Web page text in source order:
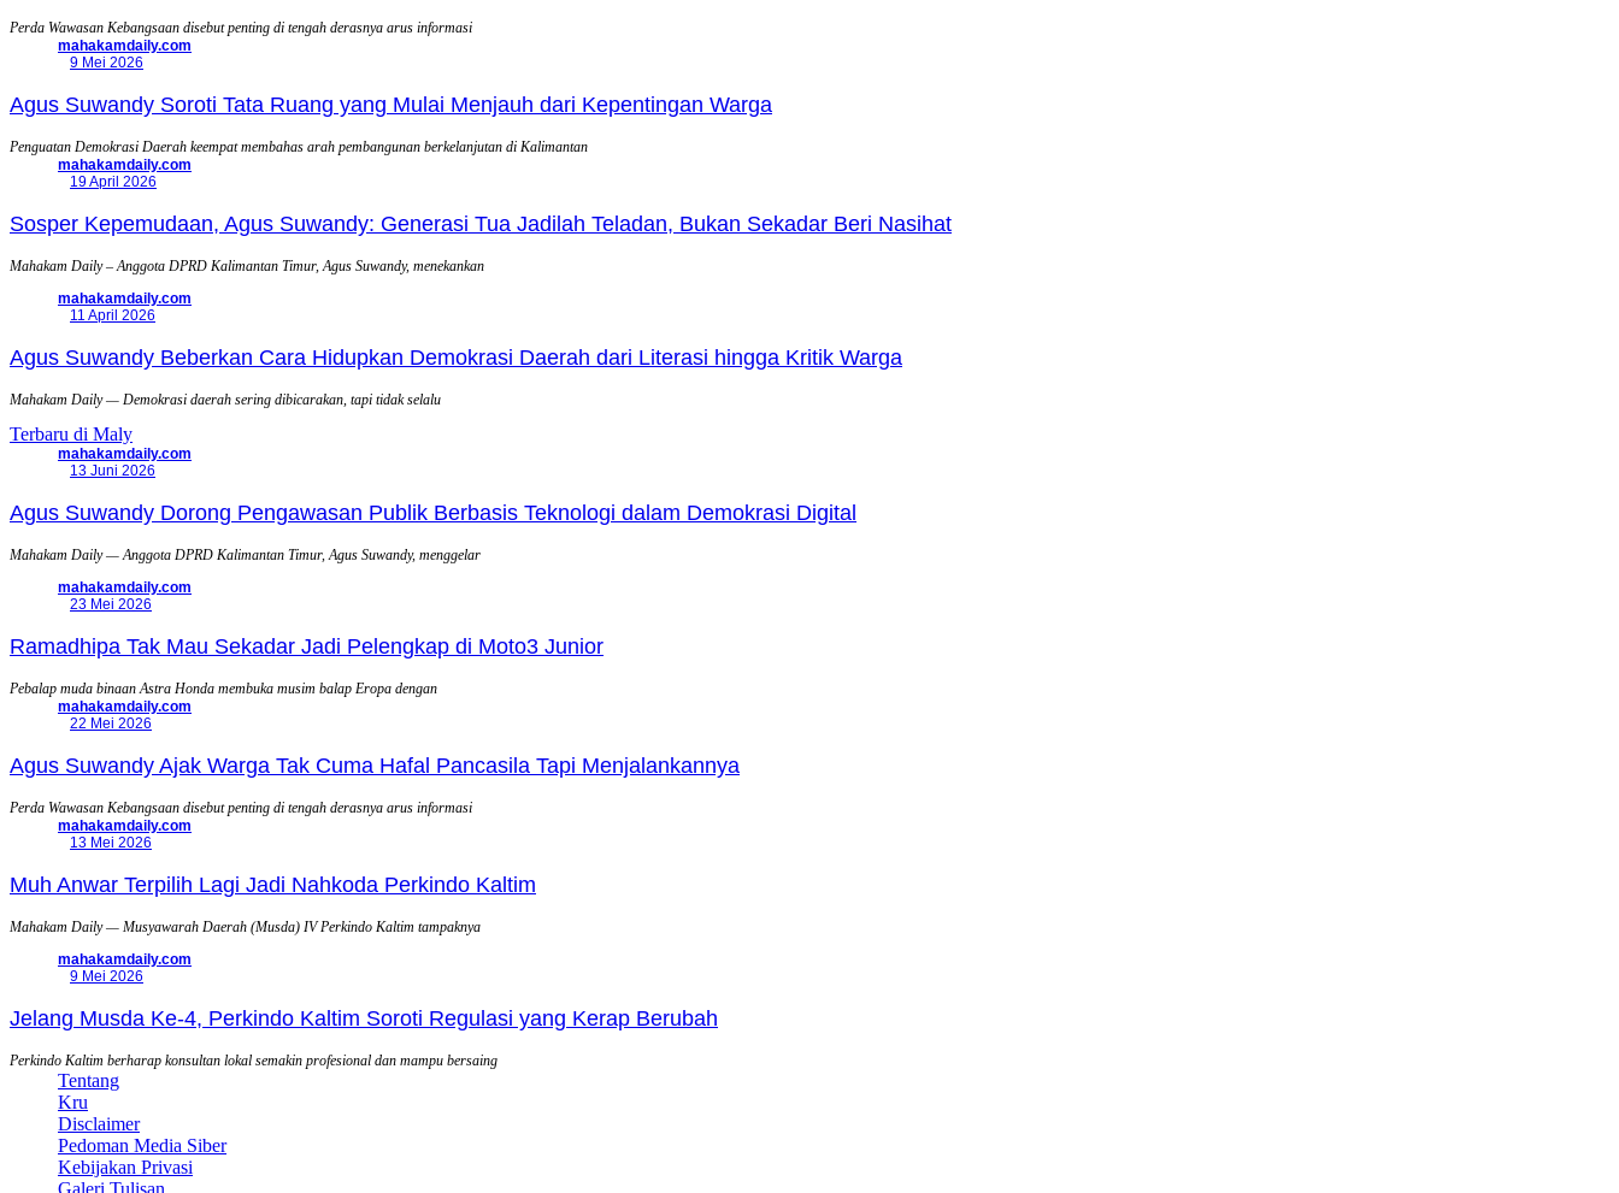
Perda Wawasan Kebangsaan disebut penting di tengah derasnya arus informasi
mahakamdaily.com
9 Mei 2026
Agus Suwandy Soroti Tata Ruang yang Mulai Menjauh dari Kepentingan Warga
Penguatan Demokrasi Daerah keempat membahas arah pembangunan berkelanjutan di Kalimantan
mahakamdaily.com
19 April 2026
Sosper Kepemudaan, Agus Suwandy: Generasi Tua Jadilah Teladan, Bukan Sekadar Beri Nasihat
Mahakam Daily – Anggota DPRD Kalimantan Timur, Agus Suwandy, menekankan
mahakamdaily.com
11 April 2026
Agus Suwandy Beberkan Cara Hidupkan Demokrasi Daerah dari Literasi hingga Kritik Warga
Mahakam Daily — Demokrasi daerah sering dibicarakan, tapi tidak selalu
Terbaru di Maly
mahakamdaily.com
13 Juni 2026
Agus Suwandy Dorong Pengawasan Publik Berbasis Teknologi dalam Demokrasi Digital
Mahakam Daily — Anggota DPRD Kalimantan Timur, Agus Suwandy, menggelar
mahakamdaily.com
23 Mei 2026
Ramadhipa Tak Mau Sekadar Jadi Pelengkap di Moto3 Junior
Pebalap muda binaan Astra Honda membuka musim balap Eropa dengan
mahakamdaily.com
22 Mei 2026
Agus Suwandy Ajak Warga Tak Cuma Hafal Pancasila Tapi Menjalankannya
Perda Wawasan Kebangsaan disebut penting di tengah derasnya arus informasi
mahakamdaily.com
13 Mei 2026
Muh Anwar Terpilih Lagi Jadi Nahkoda Perkindo Kaltim
Mahakam Daily — Musyawarah Daerah (Musda) IV Perkindo Kaltim tampaknya
mahakamdaily.com
9 Mei 2026
Jelang Musda Ke-4, Perkindo Kaltim Soroti Regulasi yang Kerap Berubah
Perkindo Kaltim berharap konsultan lokal semakin profesional dan mampu bersaing
Tentang
Kru
Disclaimer
Pedoman Media Siber
Kebijakan Privasi